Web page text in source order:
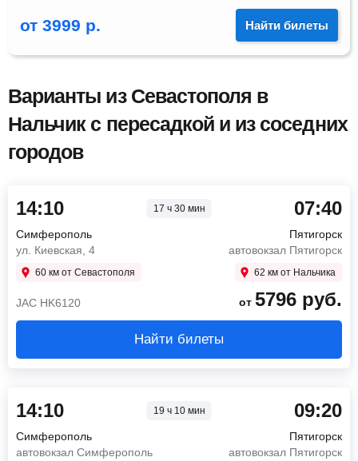
от 3999 р. Найти билеты
Варианты из Севастополя в
Нальчик с пересадкой и из соседних
городов
14:10 17 ч 30 мин
Симферополь
ул. Киевская, 4
60 км от Севастополя
07:40
Пятигорск
автовокзал Пятигорск
62 км от Нальчика
JAC HK6120 от 5796 руб.
Найти билеты
14:10 19 ч 10 мин
Симферополь
автовокзал Симферополь
09:20
Пятигорск
автовокзал Пятигорск